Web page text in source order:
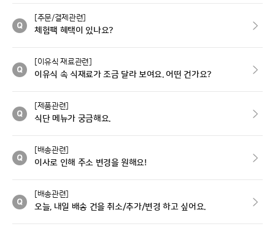
[주문/결제관련]
체험팩 혜택이 있나요?
[이유식 재료관련]
이유식 속 식재료가 조금 달라 보여요. 어떤 건가요?
[제품관련]
식단 메뉴가 궁금해요.
[배송관련]
이사로 인해 주소 변경을 원해요!
[배송관련]
오늘, 내일 배송 건을 취소/추가/변경 하고 싶어요.